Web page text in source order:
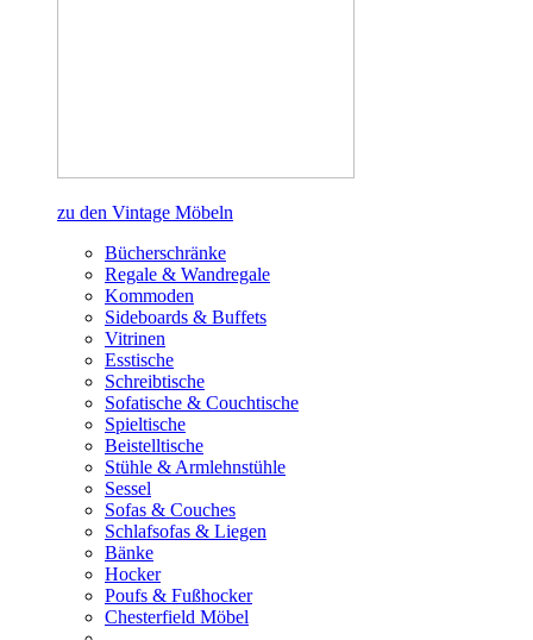
zu den Vintage Möbeln
Bücherschränke
Regale & Wandregale
Kommoden
Sideboards & Buffets
Vitrinen
Esstische
Schreibtische
Sofatische & Couchtische
Spieltische
Beistelltische
Stühle & Armlehnstühle
Sessel
Sofas & Couches
Schlafsofas & Liegen
Bänke
Hocker
Poufs & Fußhocker
Chesterfield Möbel